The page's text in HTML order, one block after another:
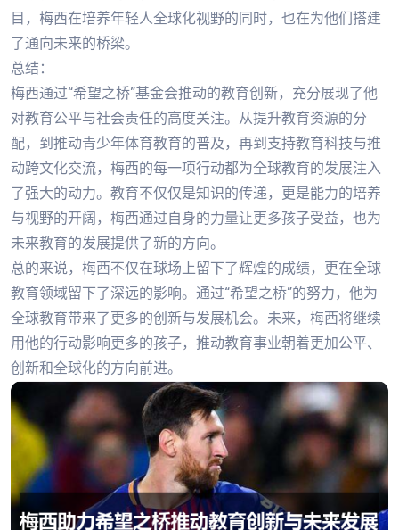
目，梅西在培养年轻人全球化视野的同时，也在为他们搭建
了通向未来的桥梁。
总结：
梅西通过“希望之桥”基金会推动的教育创新，充分展现了他
对教育公平与社会责任的高度关注。从提升教育资源的分
配，到推动青少年体育教育的普及，再到支持教育科技与推
动跨文化交流，梅西的每一项行动都为全球教育的发展注入
了强大的动力。教育不仅仅是知识的传递，更是能力的培养
与视野的开阔，梅西通过自身的力量让更多孩子受益，也为
未来教育的发展提供了新的方向。
总的来说，梅西不仅在球场上留下了辉煌的成绩，更在全球
教育领域留下了深远的影响。通过“希望之桥”的努力，他为
全球教育带来了更多的创新与发展机会。未来，梅西将继续
用他的行动影响更多的孩子，推动教育事业朝着更加公平、
创新和全球化的方向前进。